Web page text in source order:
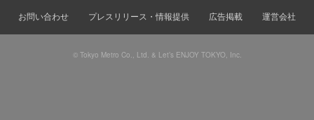
お問い合わせ
プレスリリース・情報提供 広告掲載 運営会社
© Tokyo Metro Co., Ltd. & Let’s ENJOY TOKYO, Inc.